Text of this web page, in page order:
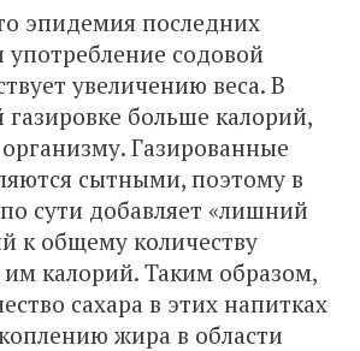
эпидемия последних
употребление содовой
увеличению веса. В
больше калорий,
Газированные
сытными, поэтому в
сути добавляет «лишний
к общему количеству
калорий. Таким образом,
сахара в этих напитках
жира в области